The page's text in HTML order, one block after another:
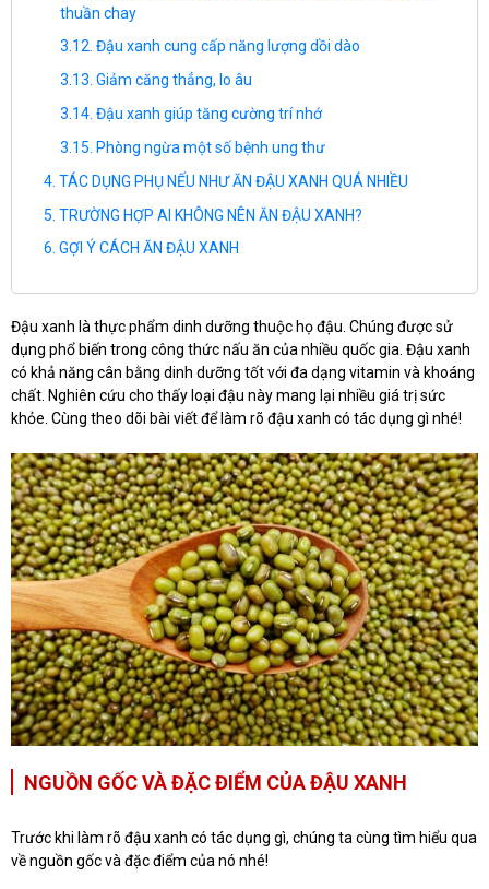
thuần chay
Đậu xanh cung cấp năng lượng dồi dào
Giảm căng thẳng, lo âu
Đậu xanh giúp tăng cường trí nhớ
Phòng ngừa một số bệnh ung thư
TÁC DỤNG PHỤ NẾU NHƯ ĂN ĐẬU XANH QUÁ NHIỀU
TRƯỜNG HỢP AI KHÔNG NÊN ĂN ĐẬU XANH?
GỢI Ý CÁCH ĂN ĐẬU XANH
Đậu xanh là thực phẩm dinh dưỡng thuộc họ đậu. Chúng được sử
dụng phổ biến trong công thức nấu ăn của nhiều quốc gia. Đậu xanh
có khả năng cân bằng dinh dưỡng tốt với đa dạng vitamin và khoáng
chất. Nghiên cứu cho thấy loại đậu này mang lại nhiều giá trị sức
khỏe. Cùng theo dõi bài viết để làm rõ đậu xanh có tác dụng gì nhé!
NGUỒN GỐC VÀ ĐẶC ĐIỂM CỦA ĐẬU XANH
Trước khi làm rõ đậu xanh có tác dụng gì, chúng ta cùng tìm hiểu qua
về nguồn gốc và đặc điểm của nó nhé!